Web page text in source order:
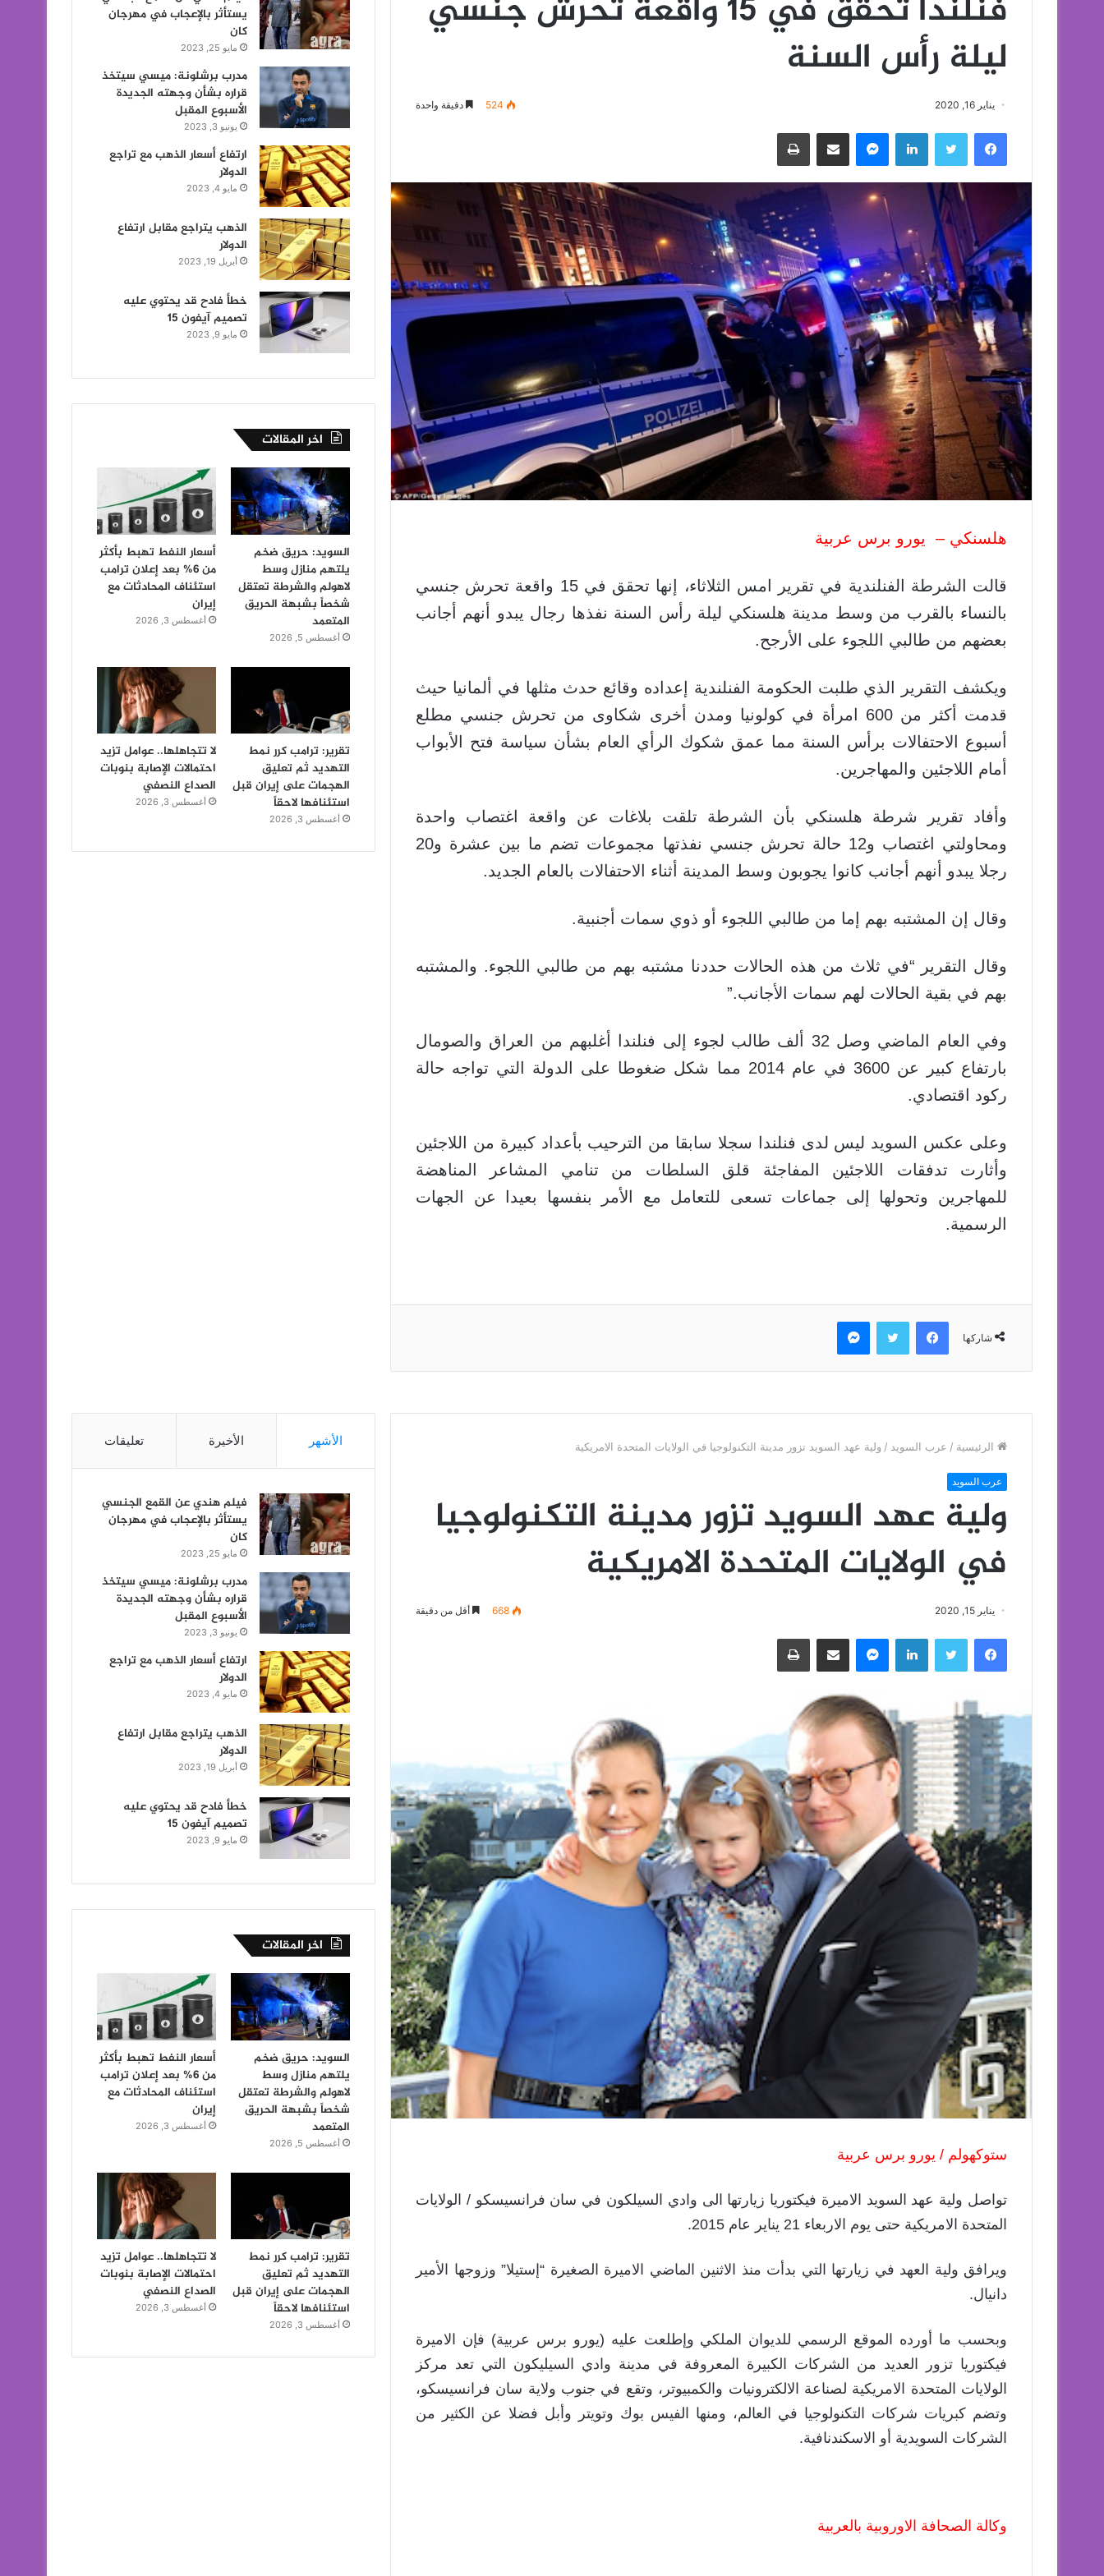
فنلندا تحقق في 15 واقعة تحرش جنسي
ليلة رأس السنة‎
يناير 16, 2020 524 دقيقة واحدة
فيسبوك تويتر لينكدإن ماسنجر مشاركة عبر البريد طباعة
هلسنكي – يورو برس عربية
قالت الشرطة الفنلندية في تقرير امس الثلاثاء، إنها تحقق في 15 واقعة تحرش جنسي
بالنساء بالقرب من وسط مدينة هلسنكي ليلة رأس السنة نفذها رجال يبدو أنهم أجانب
بعضهم من طالبي اللجوء على الأرجح.
ويكشف التقرير الذي طلبت الحكومة الفنلندية إعداده وقائع حدث مثلها في ألمانيا حيث
قدمت أكثر من 600 امرأة في كولونيا ومدن أخرى شكاوى من تحرش جنسي مطلع
أسبوع الاحتفالات برأس السنة مما عمق شكوك الرأي العام بشأن سياسة فتح الأبواب
أمام اللاجئين والمهاجرين.
وأفاد تقرير شرطة هلسنكي بأن الشرطة تلقت بلاغات عن واقعة اغتصاب واحدة
ومحاولتي اغتصاب و12 حالة تحرش جنسي نفذتها مجموعات تضم ما بين عشرة و20
رجلا يبدو أنهم أجانب كانوا يجوبون وسط المدينة أثناء الاحتفالات بالعام الجديد.
وقال إن المشتبه بهم إما من طالبي اللجوء أو ذوي سمات أجنبية.
وقال التقرير “في ثلاث من هذه الحالات حددنا مشتبه بهم من طالبي اللجوء. والمشتبه
بهم في بقية الحالات لهم سمات الأجانب.”
وفي العام الماضي وصل 32 ألف طالب لجوء إلى فنلندا أغلبهم من العراق والصومال
بارتفاع كبير عن 3600 في عام 2014 مما شكل ضغوطا على الدولة التي تواجه حالة
ركود اقتصادي.
وعلى عكس السويد ليس لدى فنلندا سجلا سابقا من الترحيب بأعداد كبيرة من اللاجئين
وأثارت تدفقات اللاجئين المفاجئة قلق السلطات من تنامي المشاعر المناهضة
للمهاجرين وتحولها إلى جماعات تسعى للتعامل مع الأمر بنفسها بعيدا عن الجهات
الرسمية.
شاركها
فيسبوك تويتر ماسنجر
يستأثر بالإعجاب في مهرجان
كان
مايو 25, 2023
مدرب برشلونة: ميسي سيتخذ
قراره بشأن وجهته الجديدة
الأسبوع المقبل
يونيو 3, 2023
ارتفاع أسعار الذهب مع تراجع
الدولار
مايو 4, 2023
الذهب يتراجع مقابل ارتفاع
الدولار
أبريل 19, 2023
خطأ فادح قد يحتوي عليه
تصميم آيفون 15
مايو 9, 2023
اخر المقالات
السويد: حريق ضخم
يلتهم منازل وسط
لاهولم والشرطة تعتقل
شخصاً بشبهة الحريق
المتعمد
أغسطس 5, 2026
أسعار النفط تهبط بأكثر
من 6% بعد إعلان ترامب
استئناف المحادثات مع
إيران
أغسطس 3, 2026
تقرير: ترامب كرر نمط
التهديد ثم تعليق
الهجمات على إيران قبل
استئنافها لاحقاً
أغسطس 3, 2026
لا تتجاهلها.. عوامل تزيد
احتمالات الإصابة بنوبات
الصداع النصفي
أغسطس 3, 2026